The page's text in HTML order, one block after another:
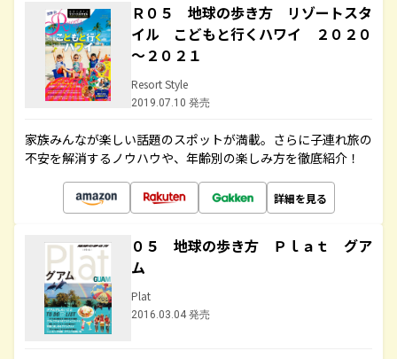
Ｒ０５ 地球の歩き方 リゾートスタ
イル こどもと行くハワイ ２０２０
～２０２１
Resort Style
2019.07.10 発売
家族みんなが楽しい話題のスポットが満載。さらに子連れ旅の
不安を解消するノウハウや、年齢別の楽しみ方を徹底紹介！
詳細を見る
０５ 地球の歩き方 Ｐｌａｔ グア
ム
Plat
2016.03.04 発売